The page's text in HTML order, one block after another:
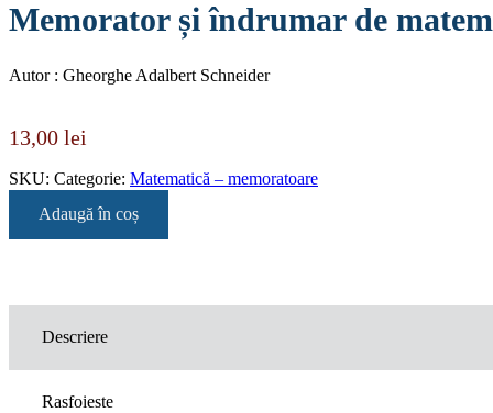
Memorator și îndrumar de
Autor : Gheorghe Adalbert Schneider
13,00 lei
SKU: Categorie: Matematică – memoratoare
Adaugă în coș
Descriere
Rasfoieste